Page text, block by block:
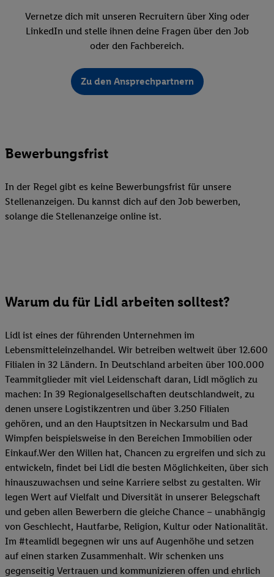
Vernetze dich mit unseren Recruitern über Xing oder
LinkedIn und stelle ihnen deine Fragen über den Job
oder den Fachbereich.
Zu den Ansprechpartnern
Bewerbungsfrist
In der Regel gibt es keine Bewerbungsfrist für unsere
Stellenanzeigen. Du kannst dich auf den Job bewerben,
solange die Stellenanzeige online ist.
Warum du für Lidl arbeiten solltest?
Lidl ist eines der führenden Unternehmen im
Lebensmitteleinzelhandel. Wir betreiben weltweit über 12.600
Filialen in 32 Ländern. In Deutschland arbeiten über 100.000
Teammitglieder mit viel Leidenschaft daran, Lidl möglich zu
machen: In 39 Regionalgesellschaften deutschlandweit, zu
denen unsere Logistikzentren und über 3.250 Filialen
gehören, und an den Hauptsitzen in Neckarsulm und Bad
Wimpfen beispielsweise in den Bereichen Immobilien oder
Einkauf.Wer den Willen hat, Chancen zu ergreifen und sich zu
entwickeln, findet bei Lidl die besten Möglichkeiten, über sich
hinauszuwachsen und seine Karriere selbst zu gestalten. Wir
legen Wert auf Vielfalt und Diversität in unserer Belegschaft
und geben allen Bewerbern die gleiche Chance – unabhängig
von Geschlecht, Hautfarbe, Religion, Kultur oder Nationalität.
Im #teamlidl begegnen wir uns auf Augenhöhe und setzen
auf einen starken Zusammenhalt. Wir schenken uns
gegenseitig Vertrauen und kommunizieren offen und ehrlich